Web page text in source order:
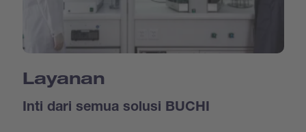
Layanan
Inti dari semua solusi BUCHI